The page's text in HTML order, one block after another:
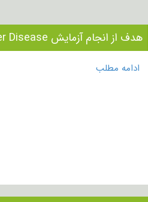
هدف از انجام آزمایش Test APOE Genotyping, Alzheimer Disease چیست؟
ادامه مطلب